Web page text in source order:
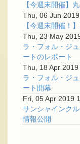
【今週末開催】
Thu, 06 Jun
【今週末開催！
Thu, 23 May
ラ・フォル・ジ
ートのレポート
Thu, 18 Apr
ラ・フォル・ジ
ート開幕
Fri, 05 Apr 2019
サンシャインク
情報公開